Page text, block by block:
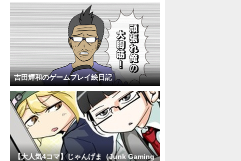
吉田輝和のゲームプレイ絵日記
【大人気4コマ】じゃんげま（Junk Gaming